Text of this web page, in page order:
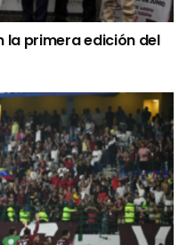
primera edición del